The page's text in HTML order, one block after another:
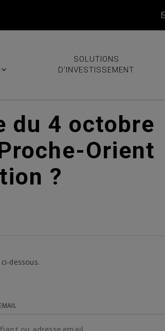
SOLUTIONS
D’INVESTISSEMENT
du 4 octobre
Orient
?
dessous.